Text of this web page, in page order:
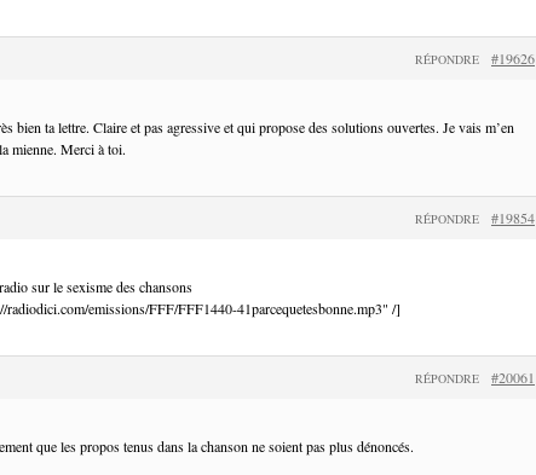
#19626
RÉPONDRE
bien ta lettre. Claire et pas agressive et qui propose des solutions ouvertes. Je vais m’en
mienne. Merci à toi.
#19854
RÉPONDRE
sur le sexisme des chansons
radiodici.com/emissions/FFF/FFF1440-41parcequetesbonne.mp3" /]
#20061
RÉPONDRE
que les propos tenus dans la chanson ne soient pas plus dénoncés.